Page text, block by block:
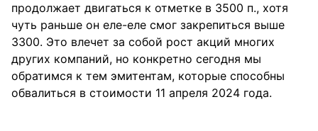
продолжает двигаться к отметке в 3500 п., хотя
чуть раньше он еле-еле смог закрепиться выше
3300. Это влечет за собой рост акций многих
других компаний, но конкретно сегодня мы
обратимся к тем эмитентам, которые способны
обвалиться в стоимости 11 апреля 2024 года.